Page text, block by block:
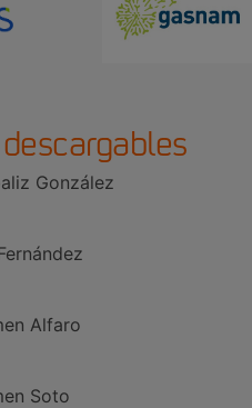
González
Alfaro
Soto